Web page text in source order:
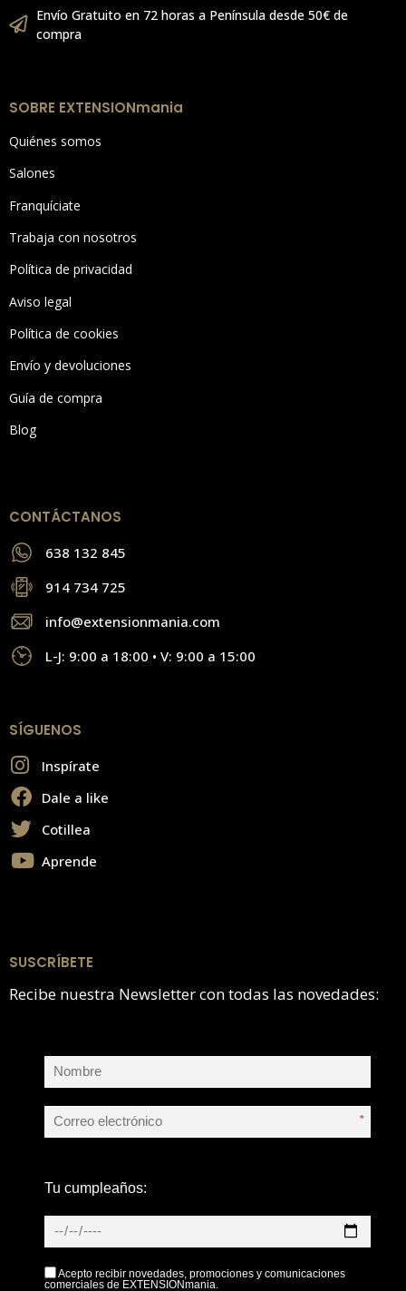
Envío Gratuito en 72 horas a Península desde 50€ de
compra
SOBRE EXTENSIONmania
Quiénes somos
Salones
Franquíciate
Trabaja con nosotros
Política de privacidad
Aviso legal
Política de cookies
Envío y devoluciones
Guía de compra
Blog
CONTÁCTANOS
638 132 845
914 734 725
info@extensionmania.com
L-J: 9:00 a 18:00 • V: 9:00 a 15:00
SÍGUENOS
Inspírate
Dale a like
Cotillea
Aprende
SUSCRÍBETE
Recibe nuestra Newsletter con todas las novedades:
*
Tu cumpleaños:
Acepto recibir novedades, promociones y comunicaciones
comerciales de EXTENSIONmania.